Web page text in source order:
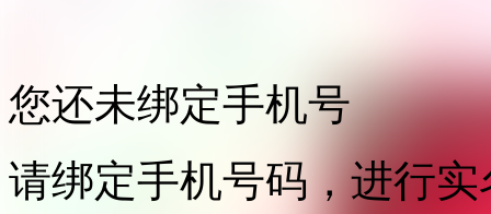
您还未绑定手机号
请绑定手机号码，进行